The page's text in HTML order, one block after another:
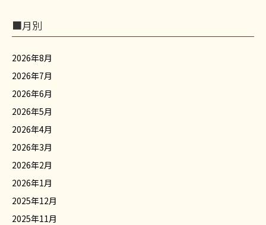
■月別
2026年8月
2026年7月
2026年6月
2026年5月
2026年4月
2026年3月
2026年2月
2026年1月
2025年12月
2025年11月